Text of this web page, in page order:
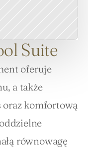
Suite
oferuje
a także
komfortową
równowagę